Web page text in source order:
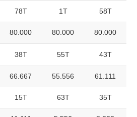
78T 1T 58T
80.000 80.000 80.000
38T 55T 43T
66.667 55.556 61.111
15T 63T 35T